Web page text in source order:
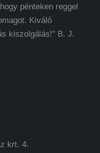
pénteken reggel
Kiváló
kiszolgálás!" B. J.
krt. 4.